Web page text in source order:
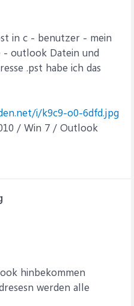
in c - benutzer - mein
- outlook Datein und
.pst habe ich das
i/k9c9-o0-6dfd.jpg
hinbekommen
werden alle